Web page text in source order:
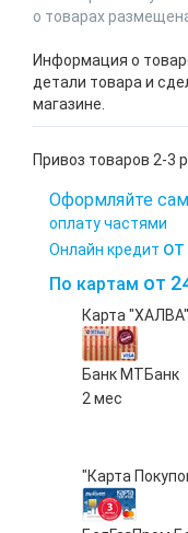
о товарах
Информация о
детали товара и
магазине.
Привоз товаров 2-3
Оформляйте
оплату частями
Онлайн кредит
По картам от
Карта "ХАЛВА"
Банк МТБанк
2 мес
"Карта